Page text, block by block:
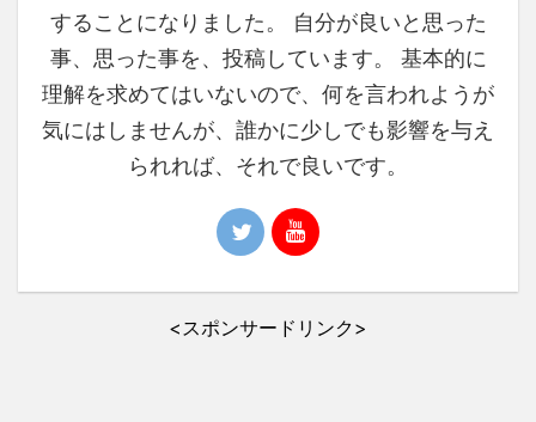
することになりました。 自分が良いと思った
事、思った事を、投稿しています。 基本的に
理解を求めてはいないので、何を言われようが
気にはしませんが、誰かに少しでも影響を与え
られれば、それで良いです。
<スポンサードリンク>